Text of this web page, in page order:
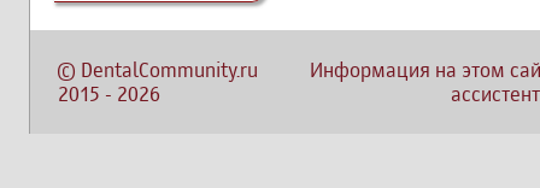
© DentalCommunity.ru
2015 - 2026
Информация на этом